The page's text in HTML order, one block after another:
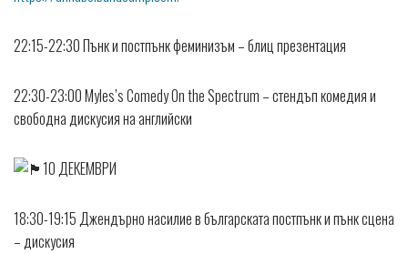
22:15-22:30 Пънк и постпънк феминизъм – блиц презентация
22:30-23:00 Myles’s Comedy On the Spectrum – стендъп комедия и
свободна дискусия на английски
10 ДЕКЕМВРИ
18:30-19:15 Джендърно насилие в българската постпънк и пънк сцена
– дискусия